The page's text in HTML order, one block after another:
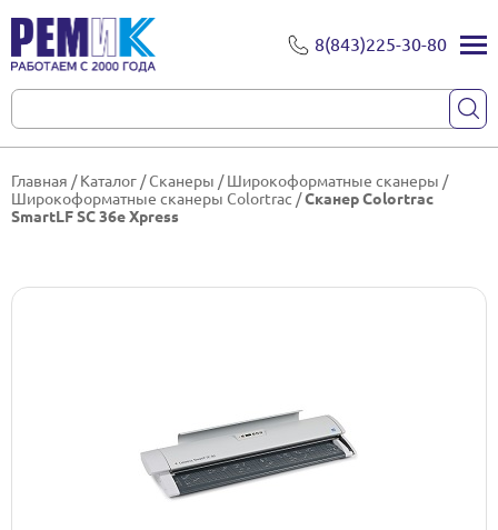
8(843)225-30-80
Главная /Каталог /Сканеры /Широкоформатные сканеры /
Широкоформатные сканеры Colortrac /Сканер Colortrac
SmartLF SC 36e Xpress